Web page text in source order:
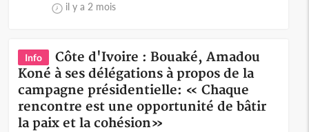
il y a 2 mois
Info
Côte d'Ivoire : Bouaké, Amadou
Koné à ses délégations à propos de la
campagne présidentielle: « Chaque
rencontre est une opportunité de bâtir
la paix et la cohésion»